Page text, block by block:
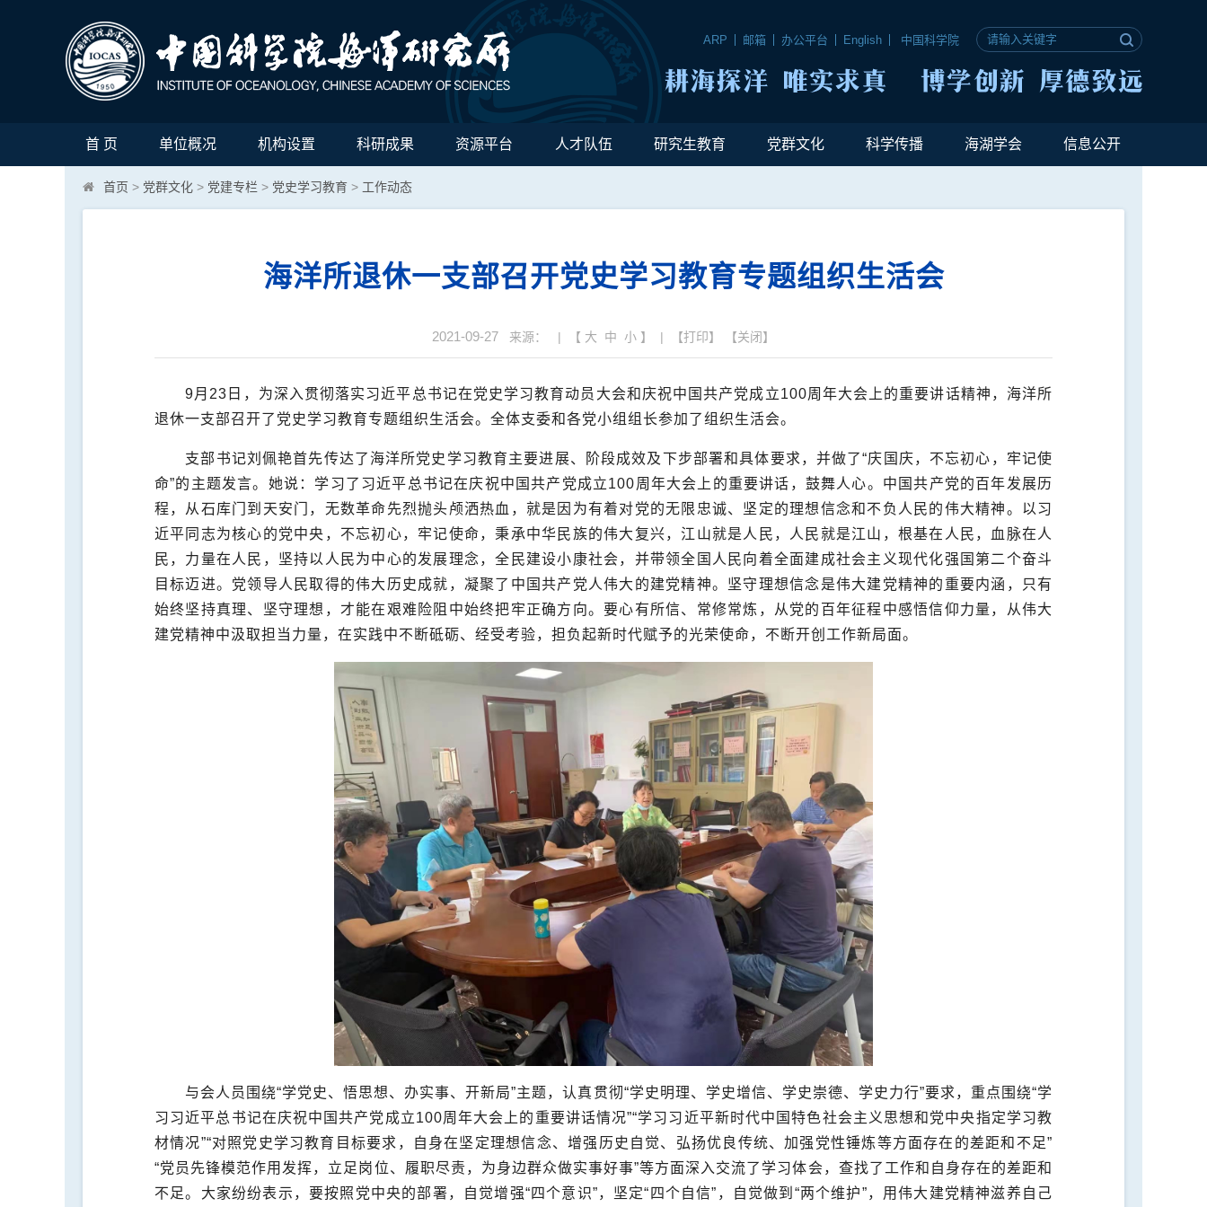
ARP 邮箱 办公平台 English 中国科学院
首 页 单位概况 机构设置 科研成果 资源平台 人才队伍 研究生教育 党群文化 科学传播 海湖学会 信息公开
首页 > 党群文化 > 党建专栏 > 党史学习教育 > 工作动态
海洋所退休一支部召开党史学习教育专题组织生活会
2021-09-27 来源： | 【 大 中 小 】 | 【打印】 【关闭】
9月 23 日，为深入贯彻落实习近平总书记在党史学习教育动员大会和庆祝中国共产党成立100周年大会上的重要讲话精神，海洋所
退休一支部召开了党史学习教育专题组织生活会。全体支委和各党小组组长参加了组织生活会。
支部书记刘佩艳首先传达了海洋所党史学习教育主要进展、阶段成效及下步部署和具体要求，并做了“庆国庆，不忘初心，牢记使
命”的主题发言。她说：学习了习近平总书记在庆祝中国共产党成立100周年大会上的重要讲话，鼓舞人心。中国共产党的百年发展历
程，从石库门到天安门，无数革命先烈抛头颅洒热血，就是因为有着对党的无限忠诚、坚定的理想信念和不负人民的伟大精神。以习
近平同志为核心的党中央，不忘初心，牢记使命，秉承中华民族的伟大复兴，江山就是人民，人民就是江山，根基在人民，血脉在人
民，力量在人民，坚持以人民为中心的发展理念，全民建设小康社会，并带领全国人民向着全面建成社会主义现代化强国第二个奋斗
目标迈进。党领导人民取得的伟大历史成就，凝聚了中国共产党人伟大的建党精神。坚守理想信念是伟大建党精神的重要内涵，只有
始终坚持真理、坚守理想，才能在艰难险阻中始终把牢正确方向。要心有所信、常修常炼，从党的百年征程中感悟信仰力量，从伟大
建党精神中汲取担当力量，在实践中不断砥砺、经受考验，担负起新时代赋予的光荣使命，不断开创工作新局面。
与会人员围绕“学党史、悟思想、办实事、开新局”主题，认真贯彻“学史明理、学史增信、学史崇德、学史力行”要求，重点围绕“学
习习近平总书记在庆祝中国共产党成立100周年大会上的重要讲话情况”“学习习近平新时代中国特色社会主义思想和党中央指定学习教
材情况”“对照党史学习教育目标要求，自身在坚定理想信念、增强历史自觉、弘扬优良传统、加强党性锤炼等方面存在的差距和不足”
“党员先锋模范作用发挥，立足岗位、履职尽责，为身边群众做实事好事”等方面深入 交流了学习体会，查找了工作和自身存在的差距和
不足。大家纷纷表示，要按照党中央的部署，自觉增强“四个意识”，坚定“四个自信”，自觉做到“两个维护”，用伟大建党精神滋养自己